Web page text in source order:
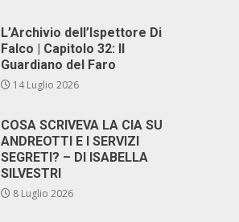
L’Archivio dell’Ispettore Di
Falco | Capitolo 32: Il
Guardiano del Faro
14 Luglio 2026
COSA SCRIVEVA LA CIA SU
ANDREOTTI E I SERVIZI
SEGRETI? – DI ISABELLA
SILVESTRI
8 Luglio 2026